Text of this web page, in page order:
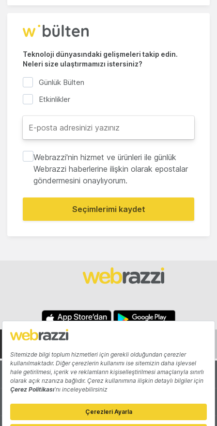
Teknoloji dünyasındaki gelişmeleri takip edin.
Neleri size ulaştırmamızı istersiniz?
Günlük Bülten
Etkinlikler
Webrazzi'nin hizmet ve ürünleri ile günlük
Webrazzi haberlerine ilişkin olarak epostalar
göndermesini onaylıyorum.
Seçimlerimi kaydet
Hakkında Yazarlar
Katkıda Bulun Reklam